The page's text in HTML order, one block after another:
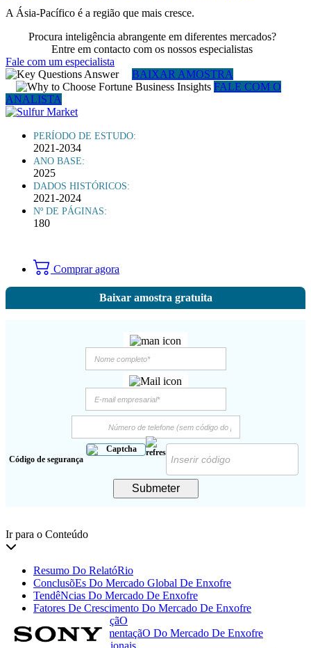
A Ásia-Pacífico é a região que mais cresce.
Procura inteligência abrangente em diferentes mercados?
Entre em contacto com os nossos especialistas
Fale com um especialista
BAIXAR AMOSTRA
FALE COM O
ANALISTA
PERÍODO DE ESTUDO:
2021-2034
ANO BASE:
2025
DADOS HISTÓRICOS:
2021-2024
Nº DE PÁGINAS:
180
Comprar agora
Baixar amostra gratuita
Código de segurança
Submeter
Ir para o Conteúdo
Resumo Do RelatóRio
ConclusõEs Do Mercado Global De Enxofre
TendêNcias Do Mercado De Enxofre
Fatores De Crescimento Do Mercado De Enxofre
Fatores De RestriçãO
AnáLise De SegmentaçãO Do Mercado De Enxofre